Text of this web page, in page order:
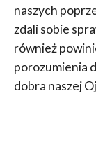
naszych
zdali sobie
również
porozumienia
dobra naszej